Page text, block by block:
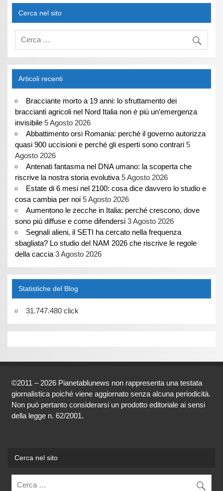
più brevi. Questi Minimi
erano intervallati…
Cerca nel sito
Articoli recenti
Bracciante morto a 19 anni: lo sfruttamento dei
braccianti agricoli nel Nord Italia non è più un’emergenza
invisibile 5 Agosto 2026
Abbattimento orsi Romania: perché il governo autorizza
quasi 900 uccisioni e perché gli esperti sono contrari 5
Agosto 2026
Antenati fantasma nel DNA umano: la scoperta che
riscrive la nostra storia evolutiva 5 Agosto 2026
Estate di 6 mesi nel 2100: cosa dice davvero lo studio e
cosa cambia per noi 5 Agosto 2026
Aumentono le zecche in Italia: perché crescono, dove
sono più diffuse e come difendersi 3 Agosto 2026
Segnali alieni, il SETI ha cercato nella frequenza
sbagliata? Lo studio del NAM 2026 che riscrive le regole
della caccia 3 Agosto 2026
Statistiche del Blog
31.747.480 click
©2011 – 2026 Pianetablunews non rappresenta una testata
giornalistica poiché viene aggiornato senza alcuna periodicità.
Non può pertanto considerarsi un prodotto editoriale ai sensi
della legge n. 62/2001.
Cerca nel sito